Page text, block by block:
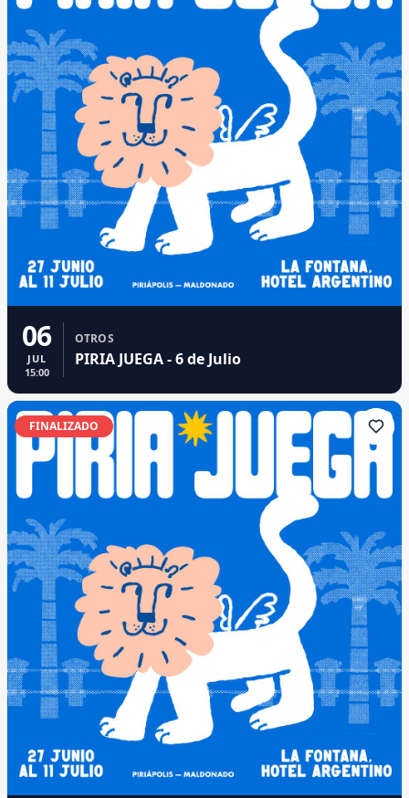
06
JUL
15:00
OTROS
PIRIA JUEGA - 6 de Julio
FINALIZADO